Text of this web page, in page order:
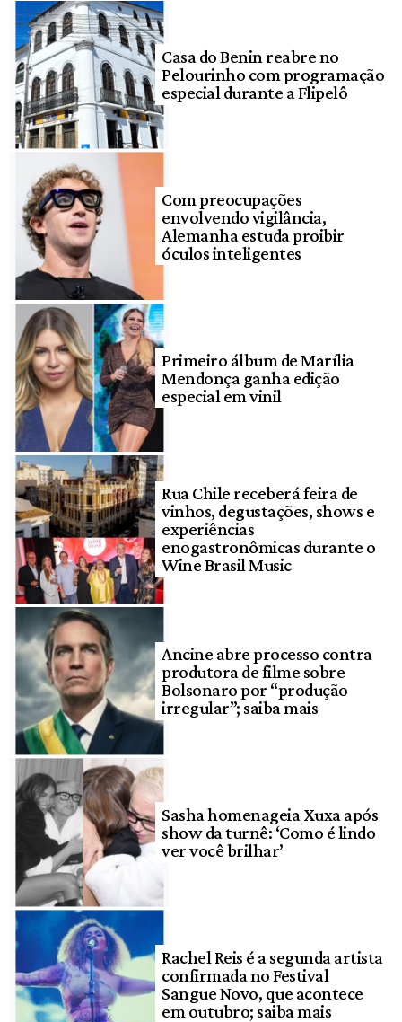
Casa do Benin reabre no
Pelourinho com programação
especial durante a Flipelô
Com preocupações
envolvendo vigilância,
Alemanha estuda proibir
óculos inteligentes
Primeiro álbum de Marília
Mendonça ganha edição
especial em vinil
Rua Chile receberá feira de
vinhos, degustações, shows e
experiências
enogastronômicas durante o
Wine Brasil Music
Ancine abre processo contra
produtora de filme sobre
Bolsonaro por “produção
irregular”; saiba mais
Sasha homenageia Xuxa após
show da turnê: ‘Como é lindo
ver você brilhar’
Rachel Reis é a segunda artista
confirmada no Festival
Sangue Novo, que acontece
em outubro; saiba mais